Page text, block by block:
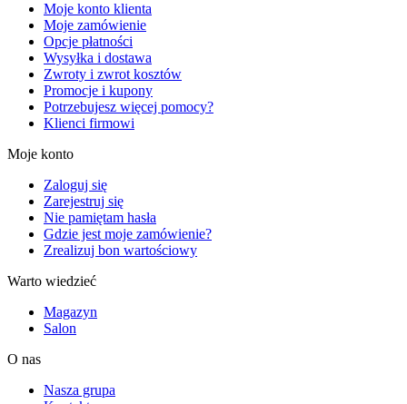
Moje konto klienta
Moje zamówienie
Opcje płatności
Wysyłka i dostawa
Zwroty i zwrot kosztów
Promocje i kupony
Potrzebujesz więcej pomocy?
Klienci firmowi
Moje konto
Zaloguj się
Zarejestruj się
Nie pamiętam hasła
Gdzie jest moje zamówienie?
Zrealizuj bon wartościowy
Warto wiedzieć
Magazyn
Salon
O nas
Nasza grupa